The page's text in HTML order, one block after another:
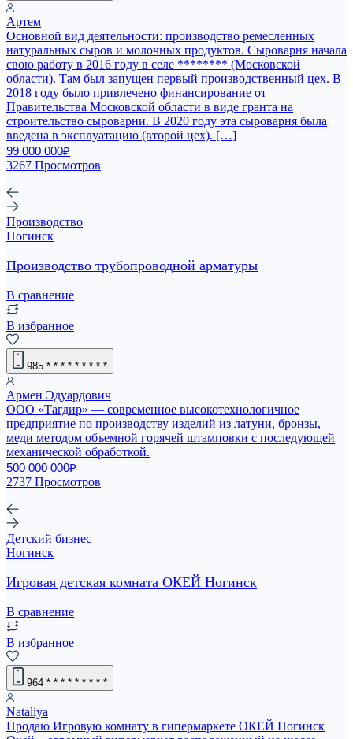
Артем
Основной вид деятельности: производство ремесленных
натуральных сыров и молочных продуктов. Сыроварня начала
свою работу в 2016 году в селе ******** (Московской
области). Там был запущен первый производственный цех. В
2018 году было привлечено финансирование от
Правительства Московской области в виде гранта на
строительство сыроварни. В 2020 году эта сыроварня была
введена в эксплуатацию (второй цех). […]
99 000 000₽
3267 Просмотров
Производство
Ногинск
Производство трубопроводной арматуры
В сравнение
В избранное
985 * * * * * * * * *
Армен Эдуардович
ООО «Тагдир» — современное высокотехнологичное
предприятие по производству изделий из латуни, бронзы,
меди методом объемной горячей штамповки с последующей
механической обработкой.
500 000 000₽
2737 Просмотров
Детский бизнес
Ногинск
Игровая детская комната ОКЕЙ Ногинск
В сравнение
В избранное
964 * * * * * * * * *
Nataliya
Пpoдаю Игровую комнату в гипермаркете ОКЕЙ Ногинск